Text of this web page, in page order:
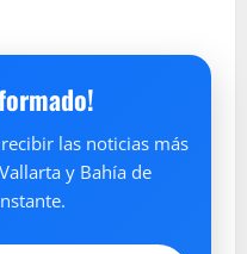
las noticias más
y Bahía de